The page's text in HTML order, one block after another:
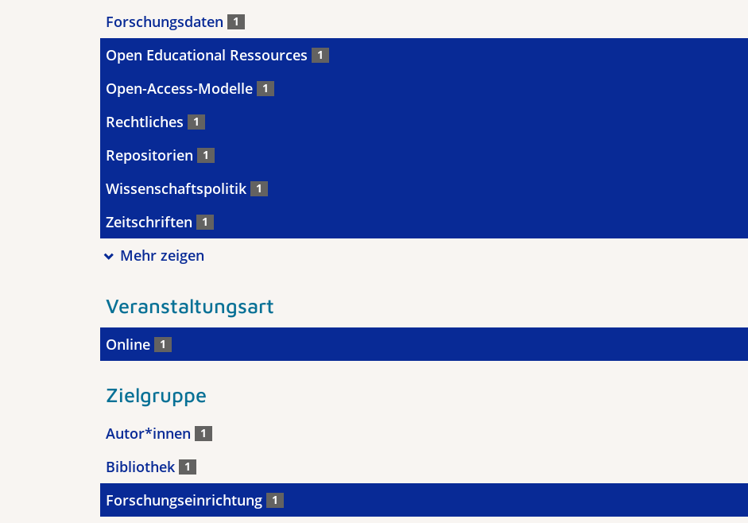
Forschungsdaten 1
Open Educational Ressources 1
Open-Access-Modelle 1
Rechtliches 1
Repositorien 1
Wissenschaftspolitik 1
Zeitschriften 1
Mehr zeigen
Veranstaltungsart
Online 1
Zielgruppe
Autor*innen 1
Bibliothek 1
Forschungseinrichtung 1